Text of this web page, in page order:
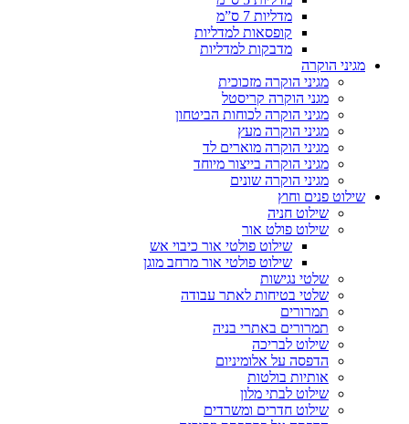
מדליות 7 ס”מ
קופסאות למדליות
מדבקות למדליות
מגיני הוקרה
מגיני הוקרה מזכוכית
מגני הוקרה קריסטל
מגיני הוקרה לכוחות הביטחון
מגיני הוקרה מעץ
מגיני הוקרה מוארים לד
מגיני הוקרה בייצור מיוחד
מגיני הוקרה שונים
שילוט פנים וחוץ
שילוט חניה
שילוט פולט אור
שילוט פולטי אור כיבוי אש
שילוט פולטי אור מרחב מוגן
שלטי נגישות
שלטי בטיחות לאתר עבודה
תמרורים
תמרורים באתרי בניה
שילוט לבריכה
הדפסה על אלומיניום
אותיות בולטות
שילוט לבתי מלון
שילוט חדרים ומשרדים